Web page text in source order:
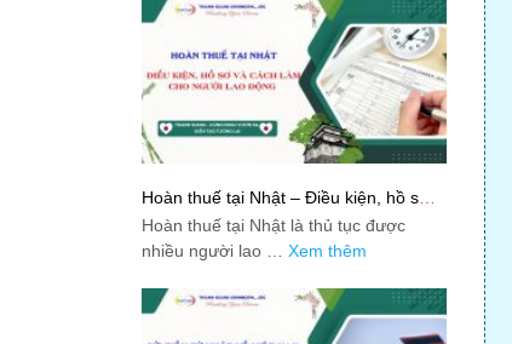
Hoàn thuế tại Nhật – Điều kiện, hồ sơ
và cách làm cho người lao động
Hoàn thuế tại Nhật là thủ tục được
nhiều người lao … Xem thêm